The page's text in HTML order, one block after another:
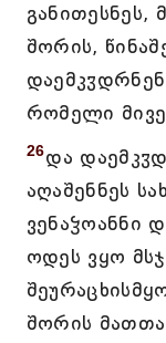
განითესნეს,
შორის,
რომელი
26და
აღაშენნეს
ვენაჴოანნი
ოდეს ვყო
შორის